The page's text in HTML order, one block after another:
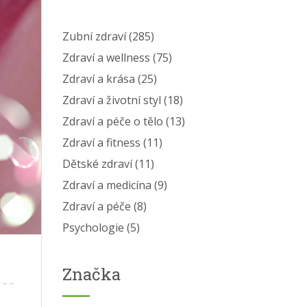
Zubní zdraví(285)
Zdraví a wellness (75)
Zdraví a krása (25)
Zdraví a životní styl (18)
Zdraví a péče o tělo (13)
Zdraví a fitness (11)
Dětské zdraví(11)
Zdraví a medicína (9)
Zdraví a péče (8)
Psychologie (5)
Značka